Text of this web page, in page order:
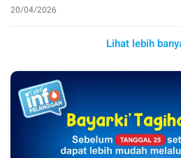
20/04/2026
Lihat lebih